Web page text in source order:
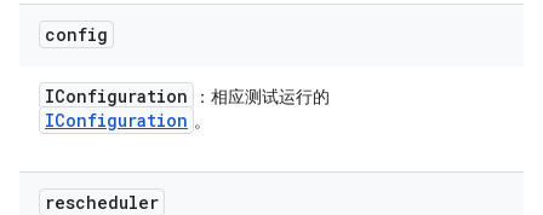
config
IConfiguration ：相应测试运行的
IConfiguration 。
rescheduler